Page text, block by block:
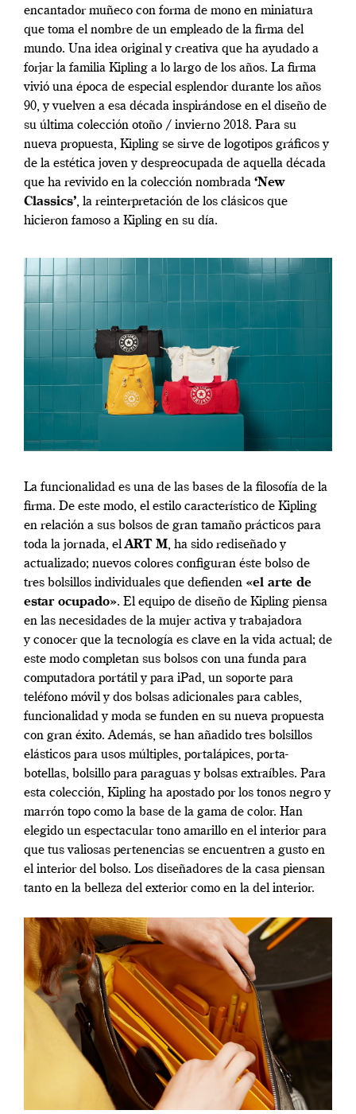
encantador muñeco con forma de mono en miniatura
que toma el nombre de un empleado de la firma del
mundo. Una idea original y creativa que ha ayudado a
forjar la familia Kipling a lo largo de los años. La firma
vivió una época de especial esplendor durante los años
90, y vuelven a esa década inspirándose en el diseño de
su última colección otoño / invierno 2018. Para su
nueva propuesta, Kipling se sirve de logotipos gráficos y
de la estética joven y despreocupada de aquella década
que ha revivido en la colección nombrada ‘New
Classics’, la reinterpretación de los clásicos que
hicieron famoso a Kipling en su día.
La funcionalidad es una de las bases de la filosofía de la
firma. De este modo, el estilo característico de Kipling
en relación a sus bolsos de gran tamaño prácticos para
toda la jornada, elART M, ha sido rediseñado y
actualizado; nuevos colores configuran éste bolso de
tres bolsillos individuales que defienden «el arte de
estar ocupado». El equipo de diseño de Kipling piensa
en las necesidades de la mujer activa y trabajadora
y conocer que la tecnología es clave en la vida actual; de
este modo completan sus bolsos con una funda para
computadora portátil y para iPad, un soporte para
teléfono móvil y dos bolsas adicionales para cables,
funcionalidad y moda se funden en su nueva propuesta
con gran éxito. Además, se han añadido tres bolsillos
elásticos para usos múltiples, portalápices, porta-
botellas, bolsillo para paraguas y bolsas extraíbles. Para
esta colección, Kipling ha apostado por los tonos negro y
marrón topo como la base de la gama de color. Han
elegido un espectacular tono amarillo en el interior para
que tus valiosas pertenencias se encuentren a gusto en
el interior del bolso. Los diseñadores de la casa piensan
tanto en la belleza del exterior como en la del interior.